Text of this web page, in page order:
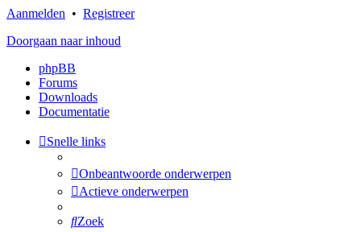
Aanmelden • Registreer
Doorgaan naar inhoud
phpBB
Forums
Downloads
Documentatie
Snelle links
Onbeantwoorde onderwerpen
Actieve onderwerpen
Zoek